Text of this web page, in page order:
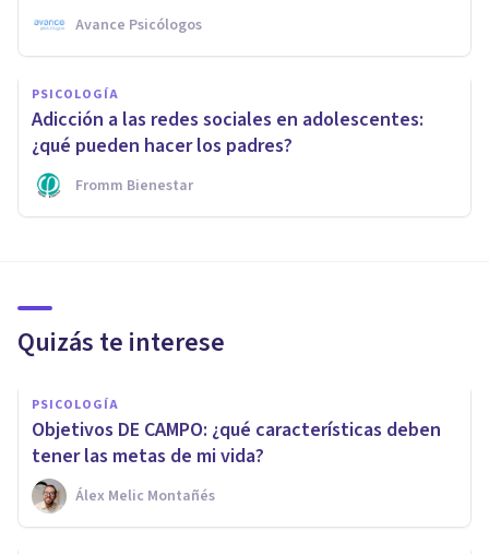
Avance Psicólogos
PSICOLOGÍA
Adicción a las redes sociales en adolescentes:
¿qué pueden hacer los padres?
Fromm Bienestar
Quizás te interese
PSICOLOGÍA
Objetivos DE CAMPO: ¿qué características deben
tener las metas de mi vida?
Álex Melic Montañés